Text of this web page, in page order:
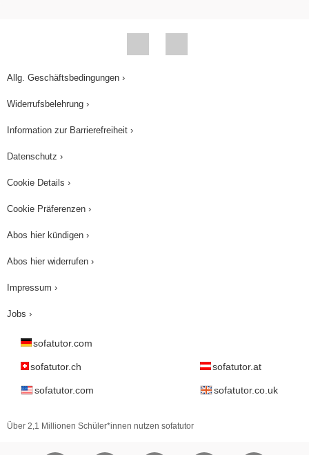
Allg. Geschäftsbedingungen ›
Widerrufsbelehrung ›
Information zur Barrierefreiheit ›
Datenschutz ›
Cookie Details ›
Cookie Präferenzen ›
Abos hier kündigen ›
Abos hier widerrufen ›
Impressum ›
Jobs ›
sofatutor.com
sofatutor.ch sofatutor.at
sofatutor.com sofatutor.co.uk
Über 2,1 Millionen Schüler*innen nutzen sofatutor